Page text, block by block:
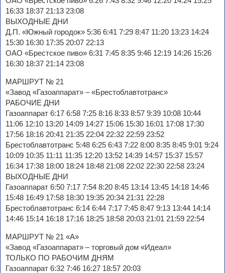
16:33 18:37 21:13 23:08
ВЫХОДНЫЕ ДНИ
Д.П. «Южный городок» 5:36 6:41 7:29 8:47 11:20 13:23 14:24
15:30 16:30 17:35 20:07 22:13
ОАО «Брестское пиво» 6:31 7:45 8:35 9:46 12:19 14:26 15:26
16:30 18:37 21:14 23:08
МАРШРУТ № 21
«Завод «Газоаппарат» – «Брестоблавтотранс»
РАБОЧИЕ ДНИ
Газоаппарат 6:17 6:58 7:25 8:16 8:33 8:57 9:39 10:08 10:44
11:06 12:10 13:20 14:09 14:27 15:06 15:30 16:01 17:08 17:30
17:56 18:16 20:41 21:35 22:04 22:32 22:59 23:52
Брестоблавтотранс 5:48 6:25 6:43 7:22 8:00 8:35 8:45 9:01 9:24
10:09 10:35 11:11 11:35 12:20 13:52 14:39 14:57 15:37 15:57
16:34 17:38 18:00 18:24 18:48 21:08 22:02 22:30 22:58 23:24
ВЫХОДНЫЕ ДНИ
Газоаппарат 6:50 7:17 7:54 8:20 8:45 13:14 13:45 14:18 14:46
15:48 16:49 17:58 18:30 19:35 20:34 21:31 22:28
Брестоблавтотранс 6:14 6:44 7:17 7:45 8:47 9:13 13:44 14:14
14:46 15:14 16:18 17:16 18:25 18:58 20:03 21:01 21:59 22:54
МАРШРУТ № 21 «А»
«Завод «Газоаппарат» – торговый дом «Идеал»
ТОЛЬКО ПО РАБОЧИМ ДНЯМ
Газоаппарат 6:32 7:46 16:27 18:57 20:03